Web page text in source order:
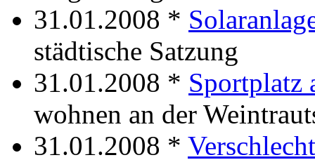
31.01.2008 *
städtische Satzung
31.01.2008 * Sportplatz
wohnen an der
31.01.2008 *